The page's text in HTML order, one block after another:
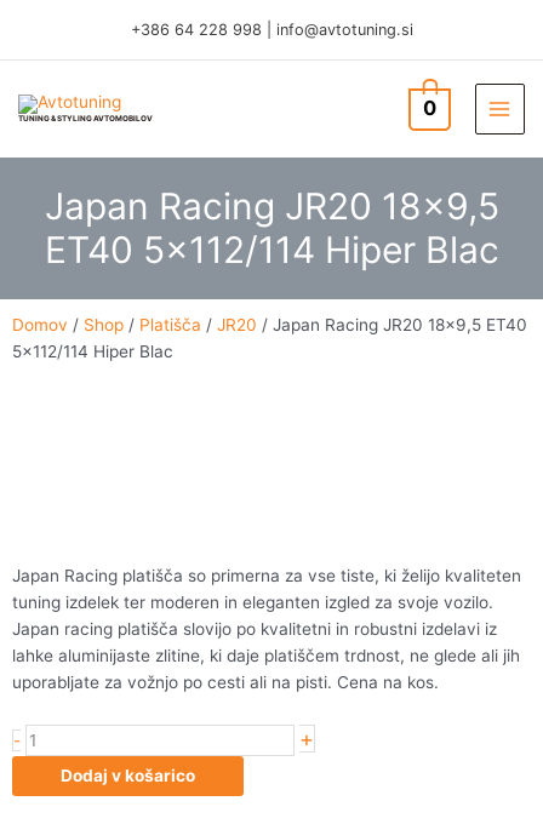
content
+386 64 228 998 info@avtotuning.si
TUNING & STYLING AVTOMOBILOV 0
Japan Racing JR20 18×9,5
ET40 5×112/114 Hiper Blac
Domov / Shop / Platišča / JR20 / Japan Racing JR20 18×9,5 ET40
5×112/114 Hiper Blac
Japan Racing platišča so primerna za vse tiste, ki želijo kvaliteten
tuning izdelek ter moderen in eleganten izgled za svoje vozilo.
Japan racing platišča slovijo po kvalitetni in robustni izdelavi iz
lahke aluminijaste zlitine, ki daje platiščem trdnost, ne glede ali jih
uporabljate za vožnjo po cesti ali na pisti. Cena na kos.
- Japan
+
Dodaj v košarico